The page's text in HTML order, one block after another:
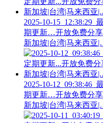
2025-10-
期更新…开放免费分
新加坡|台湾|马来西亚
2025-10-
期更新…开放免费分
新加坡|台湾|马来西亚